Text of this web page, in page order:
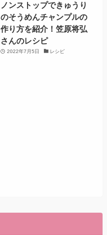
ノンストップできゅうり
のそうめんチャンプルの
作り方を紹介！笠原将弘
さんのレシピ
2022年7月5日 レシピ